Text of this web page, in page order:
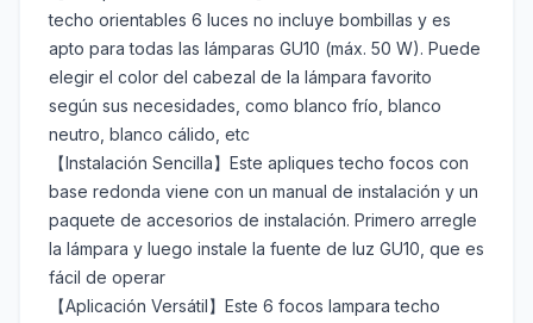
techo orientables 6 luces no incluye bombillas y es
apto para todas las lámparas GU10 (máx. 50 W). Puede
elegir el color del cabezal de la lámpara favorito
según sus necesidades, como blanco frío, blanco
neutro, blanco cálido, etc
【Instalación Sencilla】Este apliques techo focos con
base redonda viene con un manual de instalación y un
paquete de accesorios de instalación. Primero arregle
la lámpara y luego instale la fuente de luz GU10, que es
fácil de operar
【Aplicación Versátil】Este 6 focos lampara techo